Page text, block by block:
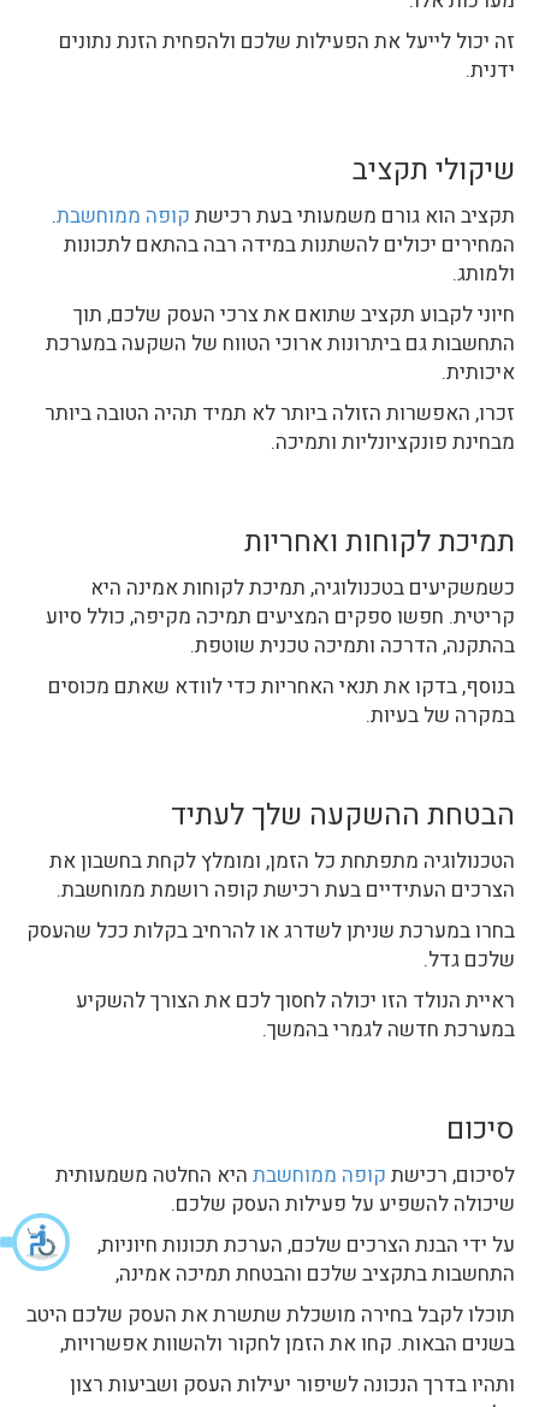
זה יכול לייעל את הפעילות שלכם ולהפחית הזנת נתונים
ידנית.
שיקולי תקציב
תקציב הוא גורם משמעותי בעת רכישת קופה ממוחשבת.
המחירים יכולים להשתנות במידה רבה בהתאם לתכונות
ולמותג.
חיוני לקבוע תקציב שתואם את צרכי העסק שלכם, תוך
התחשבות גם ביתרונות ארוכי הטווח של השקעה במערכת
איכותית.
זכרו, האפשרות הזולה ביותר לא תמיד תהיה הטובה ביותר
מבחינת פונקציונליות ותמיכה.
תמיכת לקוחות ואחריות
כשמשקיעים בטכנולוגיה, תמיכת לקוחות אמינה היא
קריטית. חפשו ספקים המציעים תמיכה מקיפה, כולל סיוע
בהתקנה, הדרכה ותמיכה טכנית שוטפת.
בנוסף, בדקו את תנאי האחריות כדי לוודא שאתם מכוסים
במקרה של בעיות.
הבטחת ההשקעה שלך לעתיד
הטכנולוגיה מתפתחת כל הזמן, ומומלץ לקחת בחשבון את
הצרכים העתידיים בעת רכישת קופה רושמת ממוחשבת.
בחרו במערכת שניתן לשדרג או להרחיב בקלות ככל שהעסק
שלכם גדל.
ראיית הנולד הזו יכולה לחסוך לכם את הצורך להשקיע
במערכת חדשה לגמרי בהמשך.
סיכום
לסיכום, רכישת קופה ממוחשבת היא החלטה משמעותית
שיכולה להשפיע על פעילות העסק שלכם.
על ידי הבנת הצרכים שלכם, הערכת תכונות חיוניות,
התחשבות בתקציב שלכם והבטחת תמיכה אמינה,
תוכלו לקבל בחירה מושכלת שתשרת את העסק שלכם היטב
בשנים הבאות. קחו את הזמן לחקור ולהשוות אפשרויות,
ותהיו בדרך הנכונה לשיפור יעילות העסק ושביעות רצון